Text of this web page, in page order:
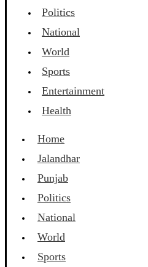
Politics
National
World
Sports
Entertainment
Health
Home
Jalandhar
Punjab
Politics
National
World
Sports